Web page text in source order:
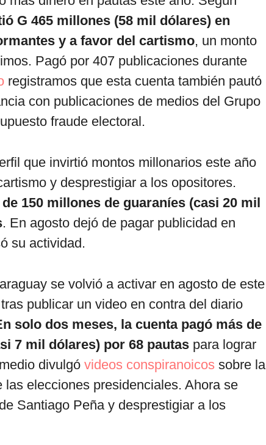
G 465 millones (58 mil dólares) en
y a favor del cartismo, un monto
Pagó por 407 publicaciones durante
registramos que esta cuenta también pautó
con publicaciones de medios del Grupo
fraude electoral.
que invirtió montos millonarios este año
y desprestigiar a los opositores.
150 millones de guaraníes (casi 20 mil
. En agosto dejó de pagar publicidad en
su actividad.
se volvió a activar en agosto de este
publicar un video en contra del diario
solo dos meses, la cuenta pagó más de
7 mil dólares) por 68 pautas para lograr
divulgó videos conspiranoicos sobre la
elecciones presidenciales. Ahora se
Santiago Peña y desprestigiar a los